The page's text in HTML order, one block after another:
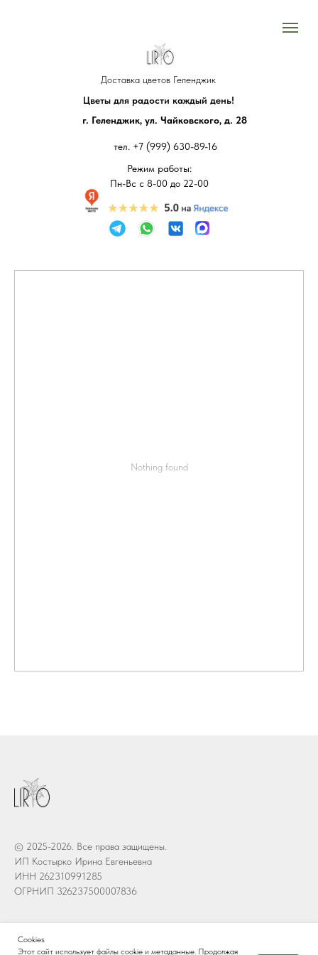
Доставка цветов Геленджик
Цветы для радости каждый день!
тел. +7 (999) 630-89-16
г. Геленджик, ул. Чайковского, д. 28
Режим работы:
Пн-Вс с 8-00 до 22-00
Nothing found
© 2025-2026. Все права защищены.
ИП Костырко Ирина Евгеньевна
ИНН 262310991285
ОГРНИП 326237500007836
Меню
Политика конфиденциальности
Cookies
Этот сайт использует файлы cookie и метаданные. Продолжая